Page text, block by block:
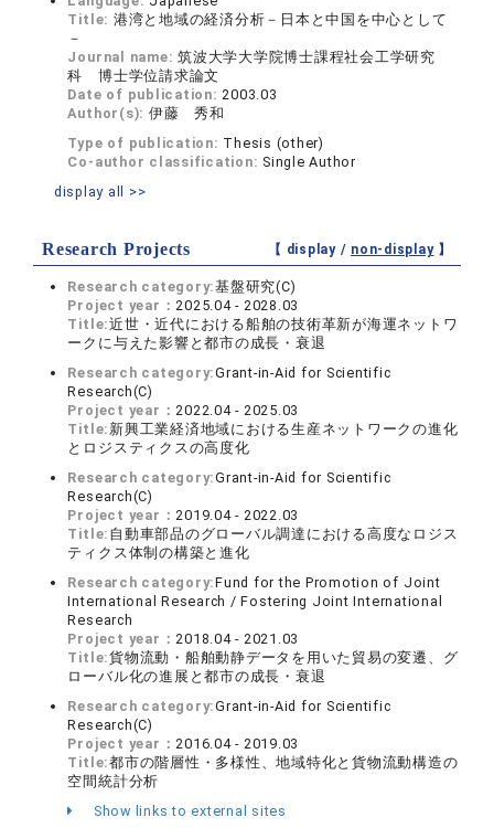
Title: 港湾と地域の経済分析－日本と中国を中心として
－
Journal name:筑波大学大学院博士課程社会工学研究
科 博士学位請求論文
Date of publication:2003.03
Author(s): 伊藤 秀和
Type of publication: Thesis (other)
Co-author classification: Single Author
display all >>
Research Projects 【 display / non-display】
Research category:基盤研究(C)
Project year：2025.04 - 2028.03
Title:近世・近代における船舶の技術革新が海運ネットワ
ークに与えた影響と都市の成長・衰退
Research category:Grant-in-Aid for Scientific
Research(C)
Project year：2022.04 - 2025.03
Title: 新興工業経済地域における生産ネットワークの進化
とロジスティクスの高度化
Research category:Grant-in-Aid for Scientific
Research(C)
Project year：2019.04 - 2022.03
Title: 自動車部品のグローバル調達における高度なロジス
ティクス体制の構築と進化
Research category:Fund for the Promotion of Joint
International Research / Fostering Joint International
Research
Project year：2018.04 - 2021.03
Title:貨物流動・船舶動静データを用いた貿易の変遷、グ
ローバル化の進展と都市の成長・衰退
Research category:Grant-in-Aid for Scientific
Research(C)
Project year：2016.04 - 2019.03
Title:都市の階層性・多様性、地域特化と貨物流動構造の
空間統計分析
Show links to external sites